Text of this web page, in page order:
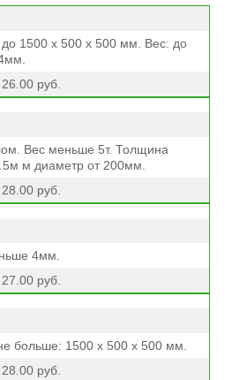
1500 х 500 х 500 мм. Вес: до
26.00 руб.
Вес меньше 5т. Толщина
м диаметр от 200мм.
28.00 руб.
4мм.
27.00 руб.
больше: 1500 х 500 х 500 мм.
28.00 руб.